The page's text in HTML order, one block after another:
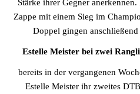
Stärke ihrer Gegner
Zappe mit einem Sieg im
Doppel gingen
Estelle Meister bei zwei
bereits in der vergangenen
Estelle Meister ihr zweites